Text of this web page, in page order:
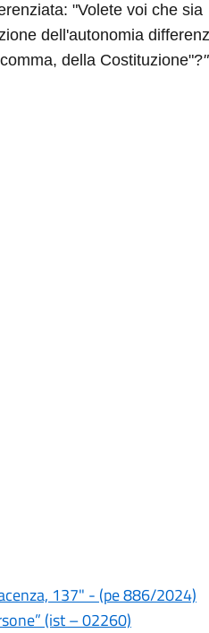
"Volete voi che sia
dell'autonomia
della Costituzione"?"
137" - (pe 886/2024)
(ist – 02260)